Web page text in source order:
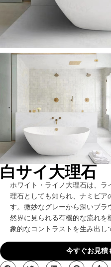
白サイ大理石
ホワイト・ライノ大理石は、
理石としても知られ、ナミビ
す。微妙なグレーから深いブラ
然界に見られる有機的な流れを
象的なコントラストを生み出し
今すぐお見積